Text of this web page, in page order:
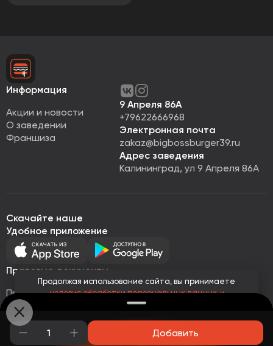
Информация
Акции и новости
О заведении
Франшиза
9 Апреля 86А
+79622666968
Электронная почта
zakaz@bigbossburger39.ru
Адрес заведения
Калининград, ул 9 Апреля 86А
Скачайте наше
Удобное приложение
Правовые документы
Правовая информация
Политика обработки персональных данных
Публичная оферта
© Все права защищены 2026
Работает на
Продолжая использование сайта, вы принимаете
условия обработки персональных данныхи
соглашаетесь с использованием аналитических файлов
ПонятноДобавить